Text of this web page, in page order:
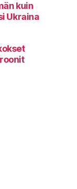
kuin
Ukraina